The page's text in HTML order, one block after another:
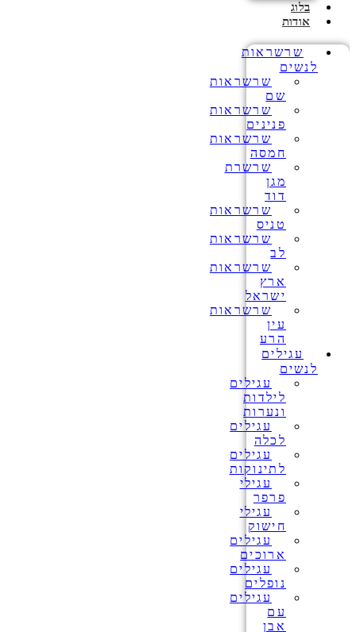
בלוג
אודות
שרשראות
לנשים
שרשראות
שם
שרשראות
פנינים
שרשראות
חמסה
שרשרת
מגן
דוד
שרשראות
טניס
שרשראות
לב
שרשראות
ארץ
ישראל
שרשראות
עין
הרע
עגילים
לנשים
עגילים
לילדות
ונערות
עגילים
לכלה
עגילים
לתינוקות
עגילי
פרפר
עגילי
חישוק
עגילים
ארוכים
עגילים
נופלים
עגילים
עם
אבן